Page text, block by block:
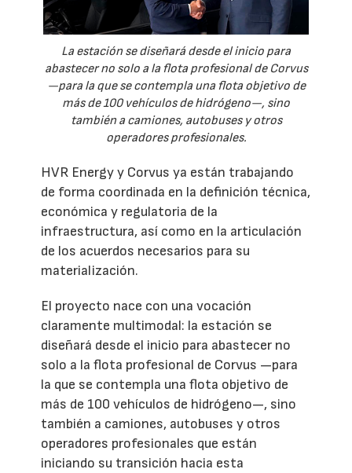
La estación se diseñará desde el inicio para
abastecer no solo a la flota profesional de Corvus
—para la que se contempla una flota objetivo de
más de 100 vehículos de hidrógeno—, sino
también a camiones, autobuses y otros
operadores profesionales.
HVR Energy y Corvus ya están trabajando
de forma coordinada en la definición técnica,
económica y regulatoria de la
infraestructura, así como en la articulación
de los acuerdos necesarios para su
materialización.
El proyecto nace con una vocación
claramente multimodal: la estación se
diseñará desde el inicio para abastecer no
solo a la flota profesional de Corvus —para
la que se contempla una flota objetivo de
más de 100 vehículos de hidrógeno—, sino
también a camiones, autobuses y otros
operadores profesionales que están
iniciando su transición hacia esta